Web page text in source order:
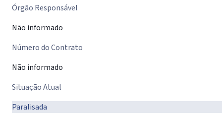
Órgão Responsável
Não informado
Número do Contrato
Não informado
Situação Atual
Paralisada